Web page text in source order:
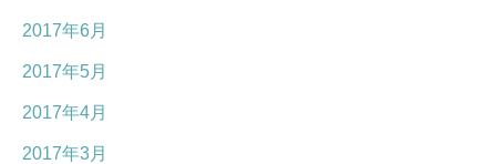
2017年6月
2017年5月
2017年4月
2017年3月